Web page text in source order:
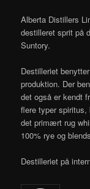
Alberta Distillers
destilleret sprit på
Suntory.
Destilleriet
produktion. Der
det også er kendt
flere typer spiritus,
det primært rug
100% rye og
Destilleriet på